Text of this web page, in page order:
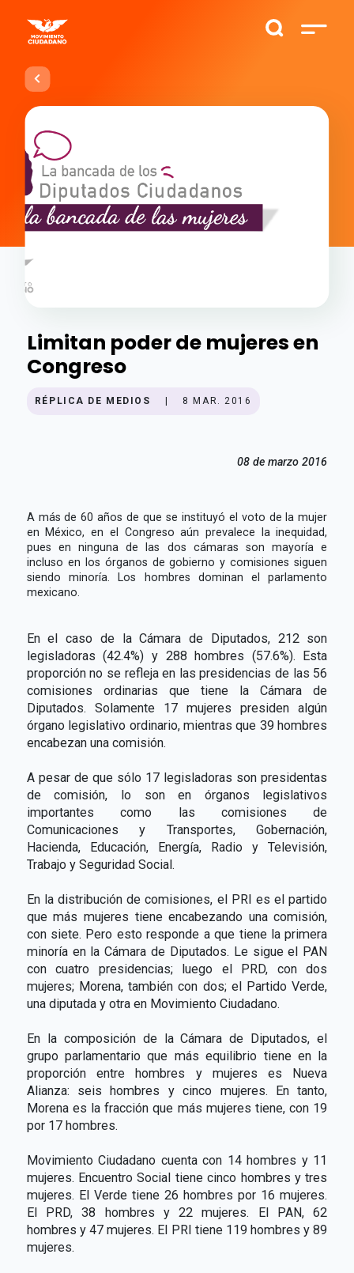
Limitan poder de mujeres en
Congreso
RÉPLICA DE MEDIOS 8 MAR. 2016
08 de marzo 2016
A más de 60 años de que se instituyó el voto de la mujer
en México, en el Congreso aún prevalece la inequidad,
pues en ninguna de las dos cámaras son mayoría e
incluso en los órganos de gobierno y comisiones siguen
siendo minoría. Los hombres dominan el parlamento
mexicano.
En el caso de la Cámara de Diputados, 212 son
legisladoras (42.4%) y 288 hombres (57.6%). Esta
proporción no se refleja en las presidencias de las 56
comisiones ordinarias que tiene la Cámara de
Diputados. Solamente 17 mujeres presiden algún
órgano legislativo ordinario, mientras que 39 hombres
encabezan una comisión.
A pesar de que sólo 17 legisladoras son presidentas
de comisión, lo son en órganos legislativos
importantes como las comisiones de
Comunicaciones y Transportes, Gobernación,
Hacienda, Educación, Energía, Radio y Televisión,
Trabajo y Seguridad Social.
En la distribución de comisiones, el PRI es el partido
que más mujeres tiene encabezando una comisión,
con siete. Pero esto responde a que tiene la primera
minoría en la Cámara de Diputados. Le sigue el PAN
con cuatro presidencias; luego el PRD, con dos
mujeres; Morena, también con dos; el Partido Verde,
una diputada y otra en Movimiento Ciudadano.
En la composición de la Cámara de Diputados, el
grupo parlamentario que más equilibrio tiene en la
proporción entre hombres y mujeres es Nueva
Alianza: seis hombres y cinco mujeres. En tanto,
Morena es la fracción que más mujeres tiene, con 19
por 17 hombres.
Movimiento Ciudadano cuenta con 14 hombres y 11
mujeres. Encuentro Social tiene cinco hombres y tres
mujeres. El Verde tiene 26 hombres por 16 mujeres.
El PRD, 38 hombres y 22 mujeres. El PAN, 62
hombres y 47 mujeres. El PRI tiene 119 hombres y 89
mujeres.